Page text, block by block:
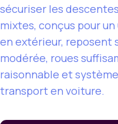
sécuriser les
mixtes, conçus pour
en extérieur, reposent
modérée, roues
raisonnable et
transport en voiture.